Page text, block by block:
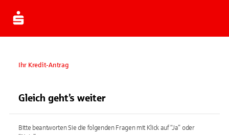
Ihr Kredit-Antrag
Gleich geht’s weiter
Bitte beantworten Sie die folgenden Fragen mit Klick auf “Ja” oder